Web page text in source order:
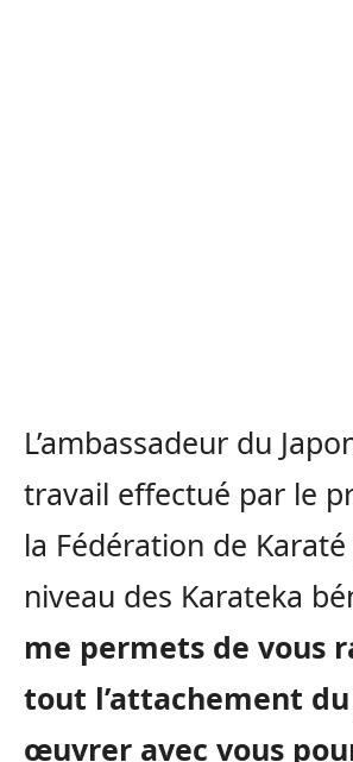
L’ambassadeur du
travail effectué par le
la Fédération de
niveau des Karateka
me permets de vous
tout l’attachement du
œuvrer avec vous